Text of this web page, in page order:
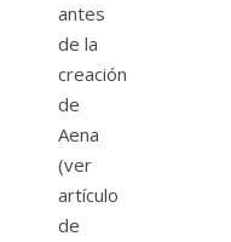
antes
de la
creación
de
Aena
(ver
artículo
de